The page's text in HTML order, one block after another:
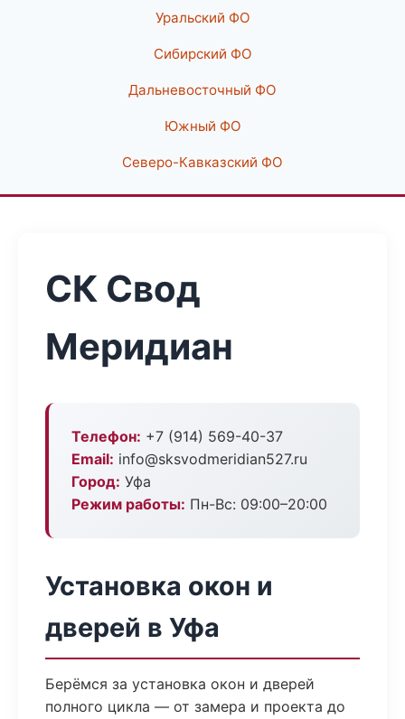
Уральский ФО
Сибирский ФО
Дальневосточный ФО
Южный ФО
Северо-Кавказский ФО
СК Свод
Меридиан
Телефон: +7 (914) 569-40-37
Email: info@sksvodmeridian527.ru
Город: Уфа
Режим работы: Пн-Вс: 09:00–20:00
Установка окон и
дверей в Уфа
Берёмся за установка окон и дверей
полного цикла — от замера и проекта до